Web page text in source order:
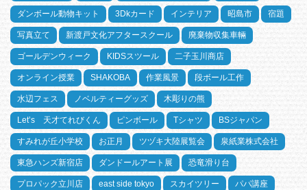
ダンボール動物キット 3Dkカード インテリア 昭島市 宿題
写真立て 新渡戸文化アフタースクール 廃棄物収集車輛
ゴールデンウィーク KIDSスツール 二子玉川商店
オンライン授業 SHAKOBA 作業風景 段ボール工作
水辺フェス ノベルティーグッズ 木彫りの熊
Let’s 天才てれびくん ピンボール Tシャツ BSジャパン
すみれが丘小学校 お正月 ツヅキ大陸展覧会 泉紙業株式会社
東急ハンズ新宿店 ダンドールアート展 恐竜滑り台
プロパック立川店 east side tokyo スカイツリー パパ講座